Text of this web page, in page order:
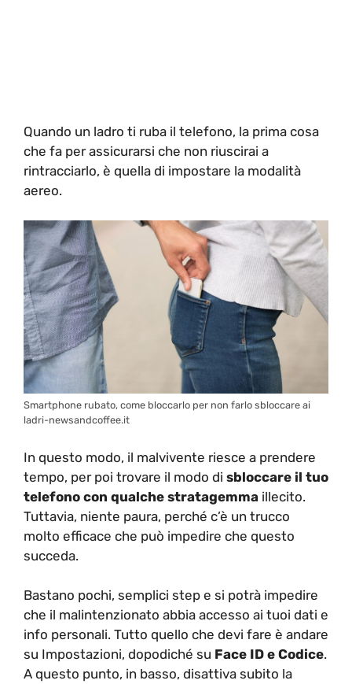
Quando un ladro ti ruba il telefono, la prima cosa
che fa per assicurarsi che non riuscirai a
rintracciarlo, è quella di impostare la modalità
aereo.
Smartphone rubato, come bloccarlo per non farlo sbloccare ai
ladri-newsandcoffee.it
In questo modo, il malvivente riesce a prendere
tempo, per poi trovare il modo di sbloccare il tuo
telefono con qualche stratagemma illecito.
Tuttavia, niente paura, perché c’è un trucco
molto efficace che può impedire che questo
succeda.
Bastano pochi, semplici step e si potrà impedire
che il malintenzionato abbia accesso ai tuoi dati e
info personali. Tutto quello che devi fare è andare
su Impostazioni, dopodiché su Face ID e Codice.
A questo punto, in basso, disattiva subito la